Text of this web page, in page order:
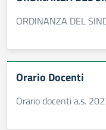
ORDINANZA DEL
Orario Docenti
Orario docenti a.s.